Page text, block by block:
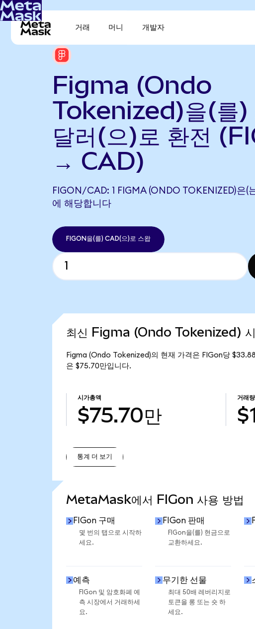
거래 머니 개발자
Figma (Ondo
Tokenized)을(를)
달러(으)로 환전
→ CAD)
FIGON/CAD: 1 FIGMA (ONDO TOKENIZED)은(
에 해당합니다
FIGON을(를) CAD(으)로 스왑
최신 Figma (Ondo Tokenized) 시
Figma (Ondo Tokenized)의 현재 가격은 FIGon당
은 $75.70만입니다.
시가총액
$75.70만
거래량
통계 더 보기
MetaMask에서 FIGon 사용 방법
FIGon 구매
몇 번의 탭으로 시작하
세요.
FIGon 판매
FIGon을(를) 현금으로
교환하세요.
예측
FIGon 및 암호화폐 예
측 시장에서 거래하세
요.
무기한 선물
최대 50배 레버리지로
토큰을 롱 또는 숏 하
세요.